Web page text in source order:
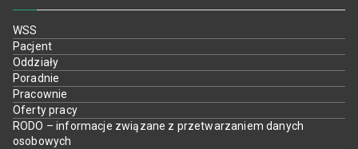
WSS
Pacjent
Oddziały
Poradnie
Pracownie
Oferty pracy
RODO – informacje związane z przetwarzaniem danych
osobowych